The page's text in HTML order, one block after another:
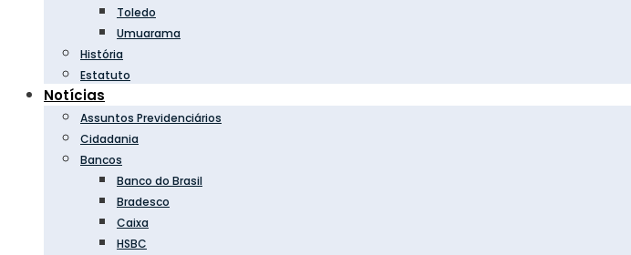
Toledo
Umuarama
História
Estatuto
Notícias
Assuntos Previdenciários
Cidadania
Bancos
Banco do Brasil
Bradesco
Caixa
HSBC